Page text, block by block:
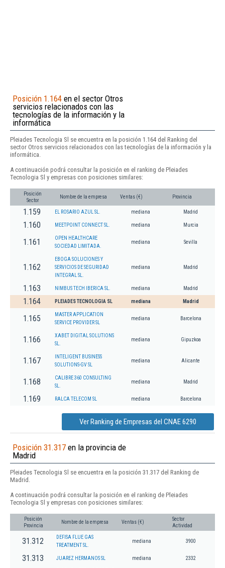
Posición 1.164 en el sector Otros
servicios relacionados con las
tecnologías de la información y la
informática
Pleiades Tecnologia Sl se encuentra en la posición 1.164 del Ranking del
sector Otros servicios relacionados con las tecnologías de la información y la
informática.
A continuación podrá consultar la posición en el ranking de Pleiades
Tecnologia Sl y empresas con posiciones similares:
Posición
Sector
Nombre de la empresa Ventas (€) Provincia
1.159 EL ROSARIO AZUL SL. mediana Madrid
1.160 MEETPOINT CONNECT SL. mediana Murcia
1.161
OPEN HEALTHCARE
SOCIEDAD LIMITADA.
mediana Sevilla
1.162
EBOGA SOLUCIONES Y
SERVICIOS DE SEGURIDAD
INTEGRAL SL.
mediana Madrid
1.163 NIMBUS TECH IBERICA SL. mediana Madrid
1.164 PLEIADES TECNOLOGIA SL mediana Madrid
1.165
MASTER APPLICATION
SERVICE PROVIDER SL
mediana Barcelona
1.166
XABET DIGITAL SOLUTIONS
SL.
mediana Gipuzkoa
1.167
INTELIGENT BUSINESS
SOLUTIONS-GV SL
mediana Alicante
1.168
CALIBRE 360 CONSULTING
SL.
mediana Madrid
1.169 RALCA TELECOM SL mediana Barcelona
Ver Ranking de Empresas del CNAE 6290
Posición 31.317 en la provincia de
Madrid
Pleiades Tecnologia Sl se encuentra en la posición 31.317 del Ranking de
Madrid.
A continuación podrá consultar la posición en el ranking de Pleiades
Tecnologia Sl y empresas con posiciones similares:
Posición
Provincia
Nombre de la empresa Ventas (€)
Sector
Actividad
31.312
DEFISA FLUE GAS
TREATMENT SL.
mediana 3900
31.313 JUAREZ HERMANOS SL mediana 2332